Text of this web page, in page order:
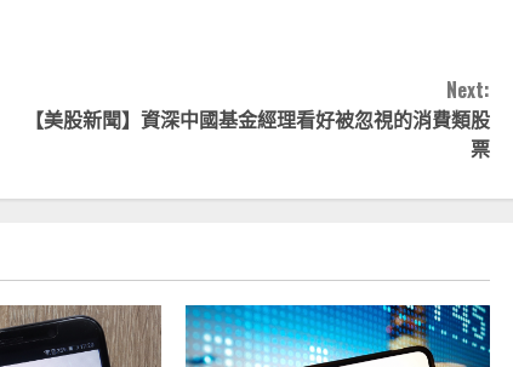
Next:
【美股新聞】資深中國基金經理看好被忽視的消費類股
票